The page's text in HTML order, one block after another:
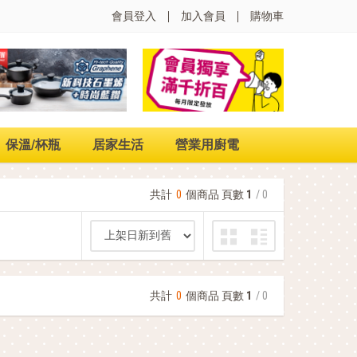
會員登入 加入會員 購物車
保溫/杯瓶 居家生活 營業用廚電
共計 0 個商品 頁數 1 / 0
共計 0 個商品 頁數 1 / 0